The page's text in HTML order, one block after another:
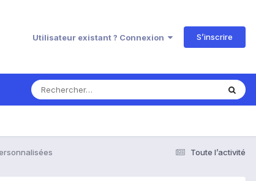
Utilisateur existant ? Connexion S’inscrire
Toute l’activité